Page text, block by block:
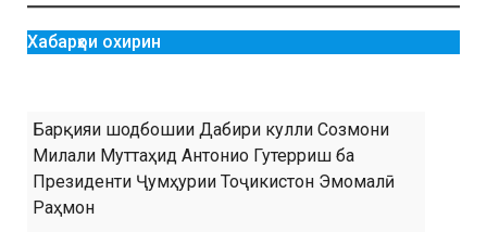
Хабарҳои охирин
Барқияи шодбошии Дабири кулли Созмони
Милали Муттаҳид Антонио Гутерриш ба
Президенти Ҷумҳурии Тоҷикистон Эмомалӣ
Раҳмон